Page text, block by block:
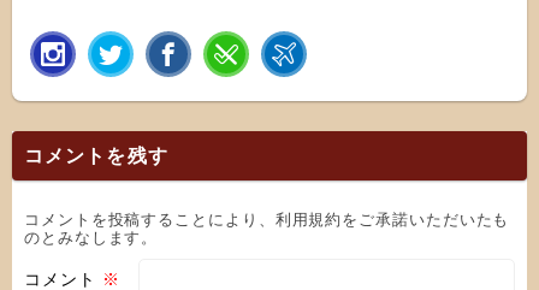
コメントを残す
コメントを投稿することにより、利用規約をご承諾いただいたも
のとみなします。
コメント ※